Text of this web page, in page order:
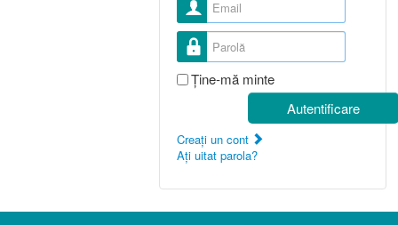
Parolă
Ţine-mă minte
Autentificare
Creaţi un cont
Aţi uitat parola?